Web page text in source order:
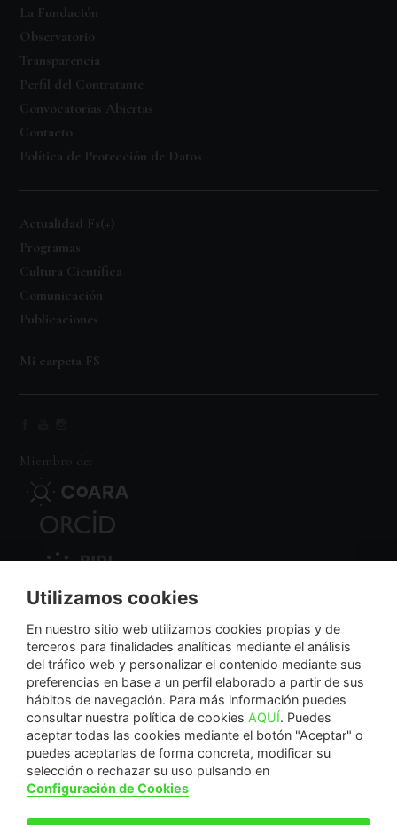
La Fundación
Observatorio
Transparencia
Perfil del Contratante
Convocatorias Abiertas
Contacto
Política de Protección de Datos
Actualidad Fs(+)
Programas
Cultura Científica
Comunicación
Publicaciones
Mi carpeta FS
Miembro de:
Nodo Regional
NextGenerationEU
La Fundación Séneca-Agencia de Ciencia y Tecnología de la Región de Murcia es una
entidad sin ánimo de lucro, bajo forma de fundación del sector público autonómico, inscrita
con el número 1-15 en el Registro de Fundaciones de la Región de Murcia.
Utilizamos cookies
En nuestro sitio web utilizamos cookies propias y de
terceros para finalidades analíticas mediante el análisis
del tráfico web y personalizar el contenido mediante sus
preferencias en base a un perfil elaborado a partir de sus
hábitos de navegación. Para más información puedes
consultar nuestra política de cookies AQUÍ. Puedes
aceptar todas las cookies mediante el botón "Aceptar" o
puedes aceptarlas de forma concreta, modificar su
selección o rechazar su uso pulsando en
Configuración de Cookies